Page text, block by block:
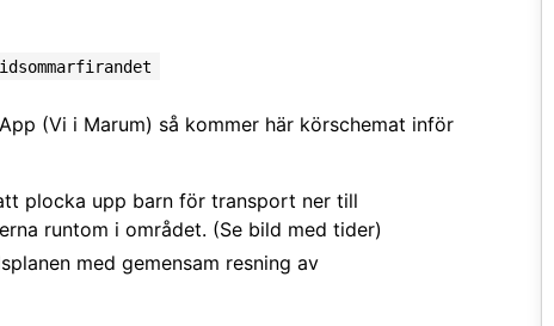
(Vi i Marum) så kommer här körschemat inför
plocka upp barn för transport ner till
runtom i området. (Se bild med tider)
med gemensam resning av